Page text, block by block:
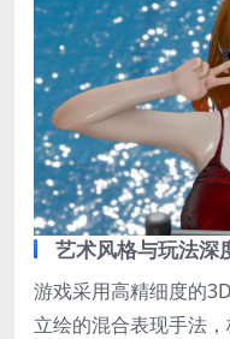
艺术风格与玩法深
游戏采用高精细度的
立绘的混合表现手法